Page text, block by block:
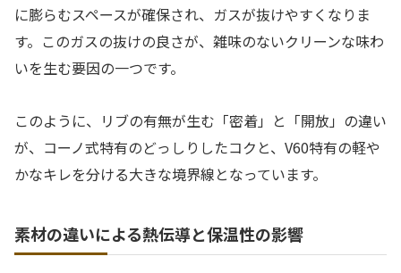
に膨らむスペースが確保され、ガスが抜けやすくなりま
す。このガスの抜けの良さが、雑味のないクリーンな味わ
いを生む要因の一つです。
このように、リブの有無が生む「密着」と「開放」の違い
が、コーノ式特有のどっしりしたコクと、V60特有の軽や
かなキレを分ける大きな境界線となっています。
素材の違いによる熱伝導と保温性の影響